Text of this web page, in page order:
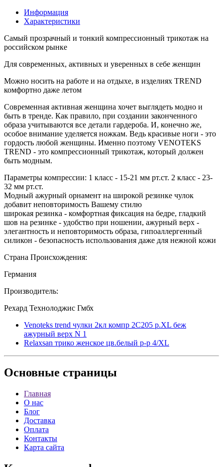
Информация
Характеристики
Самый прозрачный и тонкий компрессионный трикотаж на
российском рынке
Для современных, активных и уверенных в себе женщин
Можно носить на работе и на отдыхе, в изделиях TREND
комфортно даже летом
Современная активная женщина хочет выглядеть модно и
быть в тренде. Как правило, при создании законченного
образа учитываются все детали гардероба. И, конечно же,
особое внимание уделяется ножкам. Ведь красивые ноги - это
гордость любой женщины. Именно поэтому VENOTEKS
TREND - это компрессионный трикотаж, который должен
быть модным.
Параметры компрессии: 1 класс - 15-21 мм рт.ст. 2 класс - 23-
32 мм рт.ст.
Модный ажурный орнамент на широкой резинке чулок
добавит неповторимость Вашему стилю
широкая резинка - комфортная фиксация на бедре, гладкий
шов на резинке - удобство при ношении, ажурный верх -
элегантность и неповторимость образа, гипоаллергенный
силикон - безопасность использования даже для нежной кожи
Страна Происхождения:
Германия
Производитель:
Рехард Технолоджис Гмбх
Venoteks trend чулки 2кл компр 2C205 р.XL беж
ажурный верх N 1
Relaxsan трико женское цв.белый р-р 4/XL
Основные страницы
Главная
О нас
Блог
Доставка
Оплата
Контакты
Карта сайта